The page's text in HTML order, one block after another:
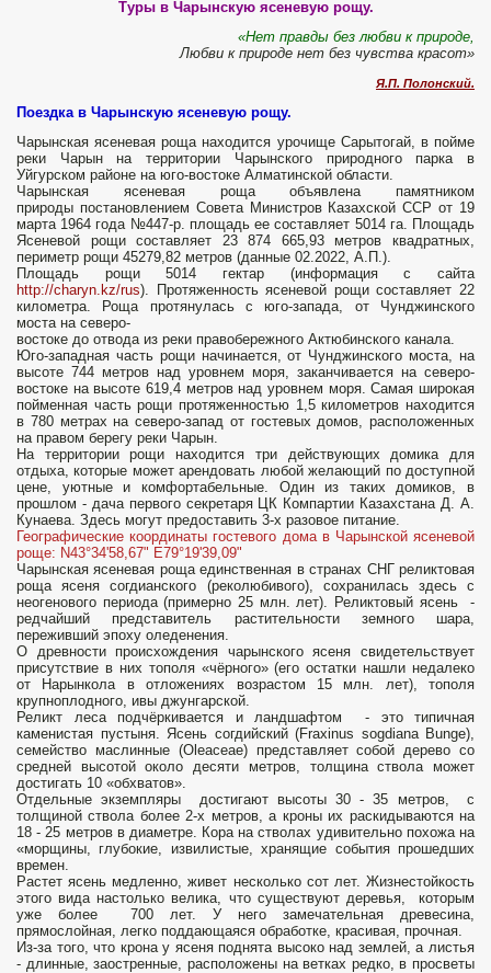
Туры в Чарынскую ясеневую рощу.
«Нет правды без любви к природе,
Любви к природе нет без чувства красот»
Я.П. Полонский.
Поездка в Чарынскую ясеневую рощу.
Чарынская ясеневая роща находится урочище Сарытогай, в пойме
реки Чарын на территории Чарынского природного парка в
Уйгурском районе на юго-востоке Алматинской области.
Чарынская ясеневая роща объявлена памятником
природы постановлением Совета Министров Казахской ССР от 19
марта 1964 года №447-р. площадь ее составляет 5014 га. Площадь
Ясеневой рощи составляет 23 874 665,93 метров квадратных,
периметр рощи 45279,82 метров (данные 02.2022, А.П.).
Площадь рощи 5014 гектар (информация с сайта
http://charyn.kz/rus). Протяженность ясеневой рощи составляет 22
километра. Роща протянулась с юго-запада, от Чунджинского
моста на северо-
востоке до отвода из реки правобережного Актюбинского канала.
Юго-западная часть рощи начинается, от Чунджинского моста, на
высоте 744 метров над уровнем моря, заканчивается на северо-
востоке на высоте 619,4 метров над уровнем моря. Самая широкая
пойменная часть рощи протяженностью 1,5 километров находится
в 780 метрах на северо-запад от гостевых домов, расположенных
на правом берегу реки Чарын.
На территории рощи находится три действующих домика для
отдыха, которые может арендовать лю­бой желающий по доступной
цене, уютные и комфортабельные. Один из таких домиков, в
прошлом - дача первого секретаря ЦК Компартии Казахстана Д. А.
Кунаева. Здесь могут предоставить 3-х разовое питание.
Географические координаты гостевого дома в Чарынской ясеневой
роще: N43°34'58,67" E79°19'39,09"
Чарынская ясеневая роща единственная в странах СНГ реликтовая
роща ясеня согдианского (реколюбивого), сохранилась здесь с
неогенового периода (примерно 25 млн. лет). Реликтовый ясень -
редчайший представитель растительности земного шара,
переживший эпоху оледенения.
О древности происхождения чарынского ясеня свидетельствует
присутствие в них тополя «чёрного» (его остатки нашли недалеко
от Нарынкола в отложениях возрастом 15 млн. лет), тополя
крупноплодного, ивы джунгарской.
Реликт леса подчёркивается и ландшафтом - это типичная
каменистая пустыня. Ясень согдийский (Fraxinus sogdiana Bunge),
семейство маслинные (Oleaceae) представляет собой дерево со
средней высотой около десяти метров, толщина ствола может
достигать 10 «обхватов».
Отдельные экземпляры достигают высоты 30 - 35 метров, с
толщиной ствола более 2-х метров, а кроны их раскидываются на
18 - 25 метров в диаметре. Кора на стволах удивительно похожа на
«морщины, глубокие, извилистые, хранящие события прошедших
времен.
Растет ясень медленно, живет несколько сот лет. Жизнестойкость
этого вида настолько велика, что существуют деревья, которым
уже более 700 лет. У него замечательная древесина,
прямослойная, легко поддающаяся обработке, красивая, прочная.
Из-за того, что крона у ясеня поднята высоко над землей, а листья
- длинные, заостренные, расположены на ветках редко, в просветы